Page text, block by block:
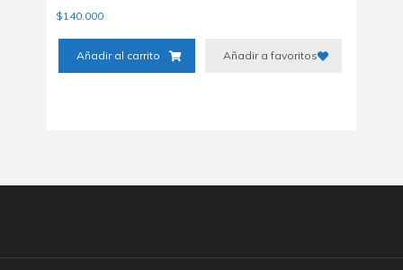
$140.000
Añadir al carrito Añadir a favoritos